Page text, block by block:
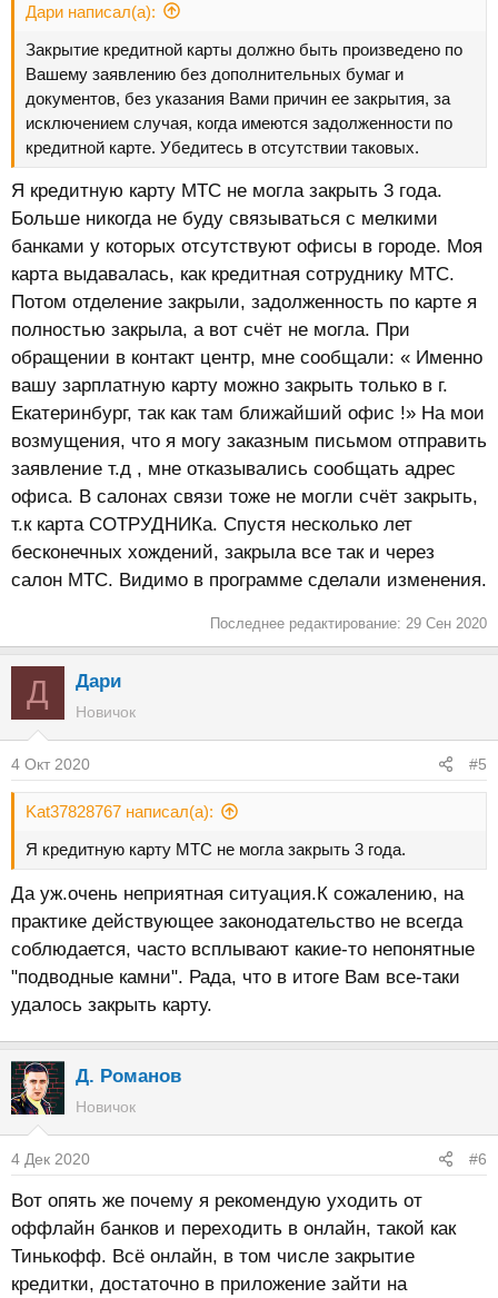
Дари написал(а):
Закрытие кредитной карты должно быть произведено по
Вашему заявлению без дополнительных бумаг и
документов, без указания Вами причин ее закрытия, за
исключением случая, когда имеются задолженности по
кредитной карте. Убедитесь в отсутствии таковых.
Я кредитную карту МТС не могла закрыть 3 года.
Больше никогда не буду связываться с мелкими
банками у которых отсутствуют офисы в городе. Моя
карта выдавалась, как кредитная сотруднику МТС.
Потом отделение закрыли, задолженность по карте я
полностью закрыла, а вот счёт не могла. При
обращении в контакт центр, мне сообщали: « Именно
вашу зарплатную карту можно закрыть только в г.
Екатеринбург, так как там ближайший офис !» На мои
возмущения, что я могу заказным письмом отправить
заявление т.д , мне отказывались сообщать адрес
офиса. В салонах связи тоже не могли счёт закрыть,
т.к карта СОТРУДНИКа. Спустя несколько лет
бесконечных хождений, закрыла все так и через
салон МТС. Видимо в программе сделали изменения.
Последнее редактирование: 29 Сен 2020
Д Дари
Новичок
4 Окт 2020 #5
Kat37828767 написал(а):
Я кредитную карту МТС не могла закрыть 3 года.
Да уж.очень неприятная ситуация.К сожалению, на
практике действующее законодательство не всегда
соблюдается, часто всплывают какие-то непонятные
"подводные камни". Рада, что в итоге Вам все-таки
удалось закрыть карту.
Д. Романов
Новичок
4 Дек 2020 #6
Вот опять же почему я рекомендую уходить от
оффлайн банков и переходить в онлайн, такой как
Тинькофф. Всё онлайн, в том числе закрытие
кредитки, достаточно в приложение зайти на